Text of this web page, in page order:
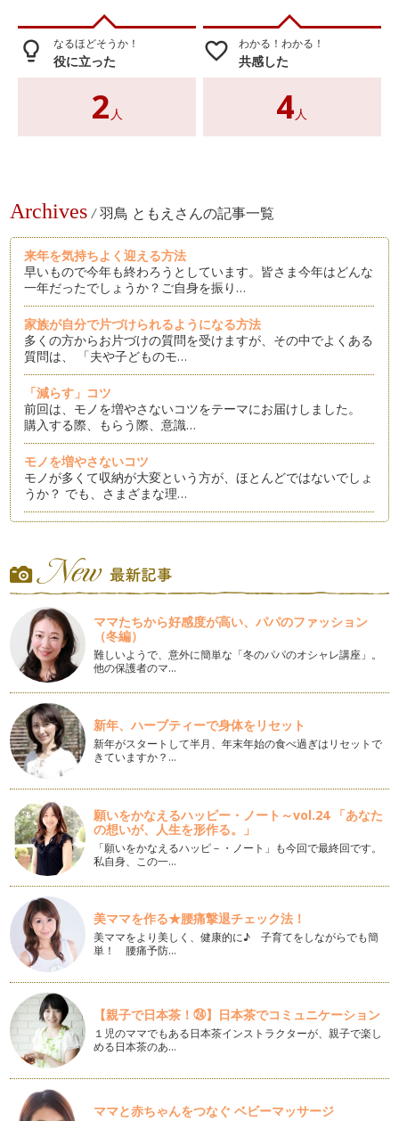
lightbulb_outline なるほどそうか！
役に立った
2 人
favorite_border わかる！わかる！
共感した
4 人
Archives / 羽鳥 ともえさんの記事一覧
来年を気持ちよく迎える方法
早いもので今年も終わろうとしています。皆さま今年はどんな
一年だったでしょうか？ご自身を振り…
家族が自分で片づけられるようになる方法
多くの方からお片づけの質問を受けますが、その中でよくある
質問は、 「夫や子どものモ…
「減らす」コツ
前回は、モノを増やさないコツをテーマにお届けしました。
購入する際、もらう際、意識…
モノを増やさないコツ
モノが多くて収納が大変という方が、ほとんどではないでしょ
うか？ でも、さまざまな理…
の基でもあります。 聞いた…
「片づける」ということの意味
何をするにも気持ちよくおこなえる、そんな季節になりました
ね。 心地よい暖かさが、少…
学校関係の書類の整理
入園・入学を迎えられた皆さま、おめでとうございます。 ま
た、進級おめでとうございま…
入園前の準備
入園を控えている方は、事前説明会も済み本格的に準備に取り
掛からなくてはいけない時期になりま…
パソコンとデータの整理
皆さま新年を迎え、年末に大掃除もすませ空間も心もスッキリ
されていることと思います。 …
大掃除前の準備
前回の記事「大掃除前のお片づけ」はご覧いただけましたでし
ょうか？ ポイントをもう一…
大掃除前のお片づけ
今年も残すところ一ヵ月となりましたね。 クリスマスパーテ
ィーや忘年会といった楽しい…
書類の整理
前回の記事「幼稚園・学校関係の書類の整理」はお読みいただ
けましたか？ 整理の基本の…
幼稚園・学校関係の書類の整理
私はお客様のご自宅を整えるお手伝いをさせていただいており
ます。 お客様に、どんなと…
ママたちから好感度が高い、パパのファッション
（冬編）
難しいようで、意外に簡単な「冬のパパのオシャレ講座」。
他の保護者のマ…
新年、ハーブティーで身体をリセット
新年がスタートして半月、年末年始の食べ過ぎはリセットで
きていますか？…
願いをかなえるハッピー・ノート～vol.24 「あなた
の想いが、人生を形作る。」
「願いをかなえるハッピ－・ノート」も今回で最終回です。
私自身、この一…
美ママを作る★腰痛撃退チェック法！
美ママをより美しく、健康的に♪ 子育てをしながらでも簡
単！ 腰痛予防…
【親子で日本茶！㉔】日本茶でコミュニケーション
１児のママでもある日本茶インストラクターが、親子で楽し
める日本茶のあ…
ママと赤ちゃんをつなぐ ベビーマッサージ